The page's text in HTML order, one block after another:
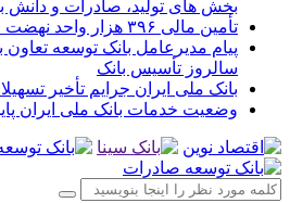
بخش های تولید، صادرات و دانش
تأمین مالی ۳۹۶ هزار واحد نهضت ملی توسط بانک مسکن
سالروز تأسیس بانک
بانک ملی ایران جرایم تأخیر
وضعیت خدمات بانک ملی ایران